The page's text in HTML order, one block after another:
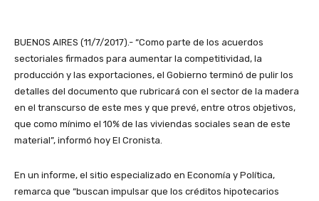
BUENOS AIRES (11/7/2017).- “Como parte de los acuerdos
sectoriales firmados para aumentar la competitividad, la
producción y las exportaciones, el Gobierno terminó de pulir los
detalles del documento que rubricará con el sector de la madera
en el transcurso de este mes y que prevé, entre otros objetivos,
que como mínimo el 10% de las viviendas sociales sean de este
material”, informó hoy El Cronista.
En un informe, el sitio especializado en Economía y Política,
remarca que “buscan impulsar que los créditos hipotecarios